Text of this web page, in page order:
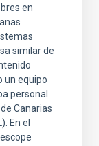
en
similar de
un equipo
personal
Canarias
En el